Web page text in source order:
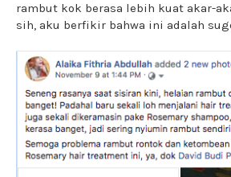
rambut kok berasa lebih kuat akar-
sih, aku berfikir bahwa ini adalah